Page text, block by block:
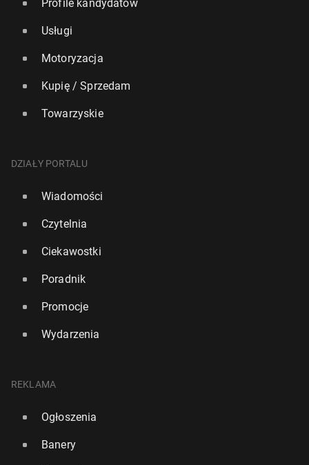
Profile kandydatów
Usługi
Motoryzacja
Kupię / Sprzedam
Towarzyskie
DZIAŁY PORTALU
Wiadomości
Czytelnia
Ciekawostki
Poradnik
Promocje
Wydarzenia
REKLAMA
Ogłoszenia
Banery